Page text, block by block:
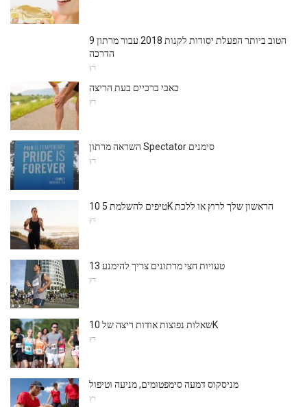
9 הטוב ביותר הפעלת יסודות לקנות 2018 עבור מרתון
הדרכה
רץ
כאבי ברכיים בעת הריצה
רץ
השראה מרתון Spectator סימנים
רץ
10 טיפים להשלמת 5K הראשון שלך לרוץ או ללכת
רץ
13 טעויות חצי מרתונים צריך להימנע
רץ
שאלות נפוצות אודות ריצה של 10K
רץ
מניסקוס דמעה סימפטומים, מניעה וטיפול
רץ